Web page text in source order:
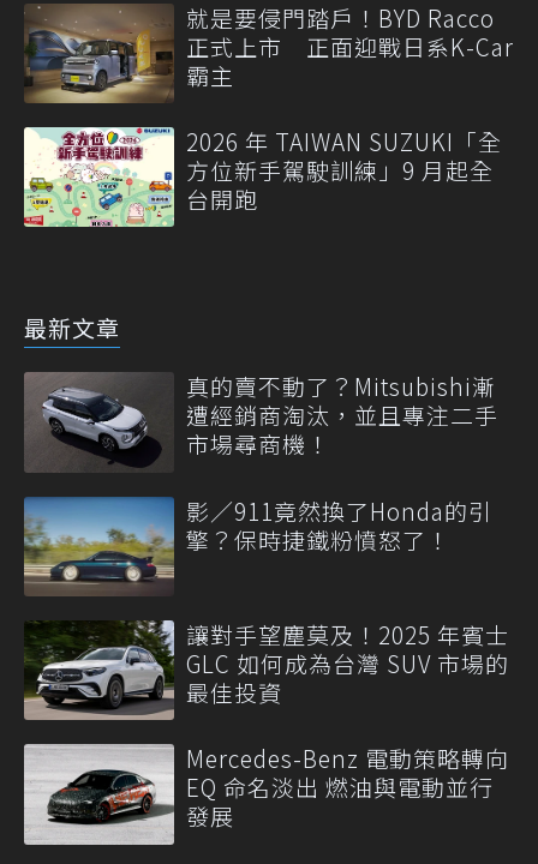
就是要侵門踏戶！BYD Racco
正式上市 正面迎戰日系K-Car
霸主
2026 年 TAIWAN SUZUKI「全
方位新手駕駛訓練」9 月起全
台開跑
最新文章
真的賣不動了？Mitsubishi漸
遭經銷商淘汰，並且專注二手
市場尋商機！
影／911竟然換了Honda的引
擎？保時捷鐵粉憤怒了！
讓對手望塵莫及！2025 年賓士
GLC 如何成為台灣 SUV 市場的
最佳投資
Mercedes-Benz 電動策略轉向
EQ 命名淡出 燃油與電動並行
發展